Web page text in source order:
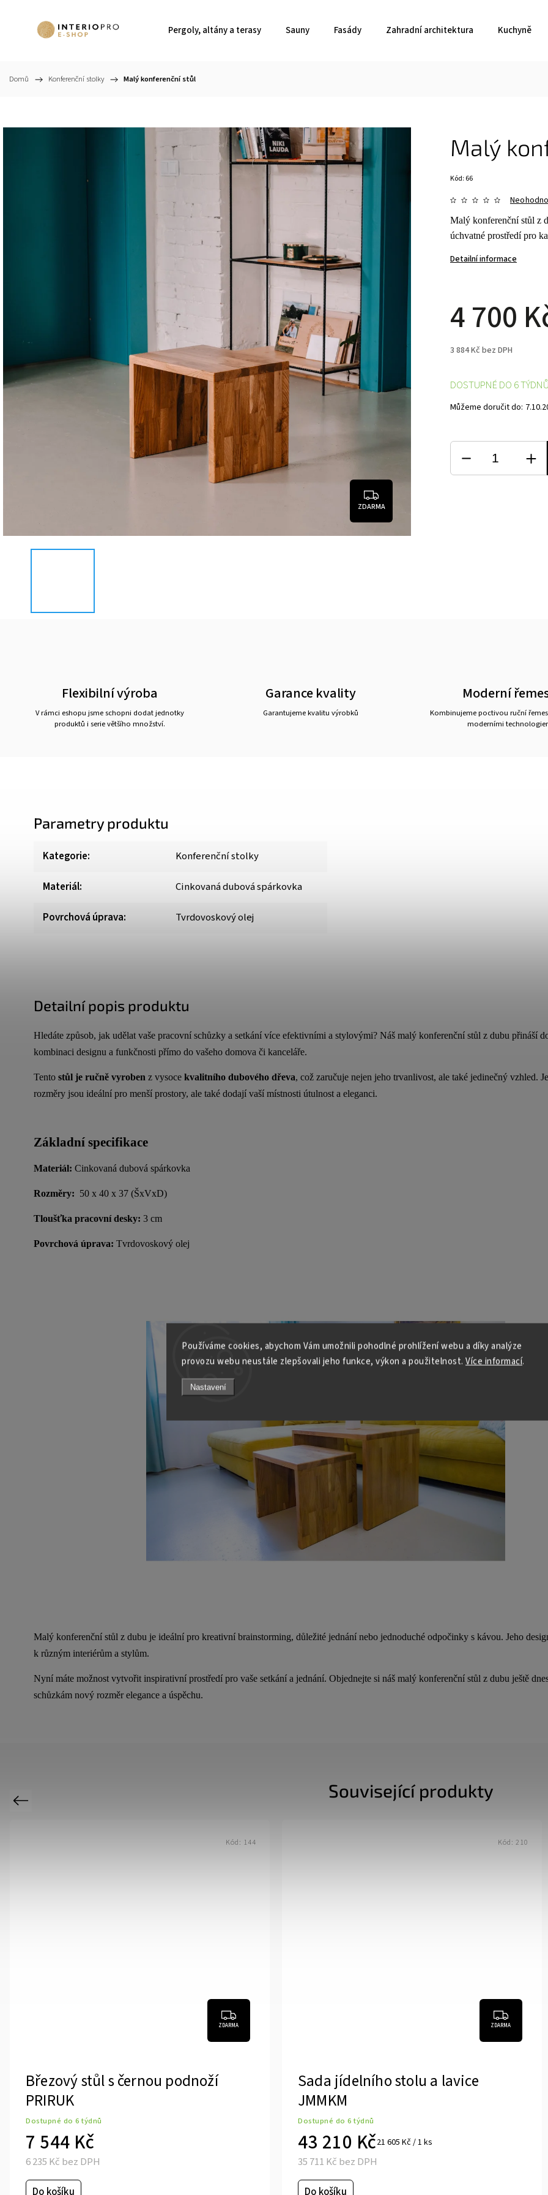
Používáme cookies, abychom Vám umožnili pohodlné prohlížení webu a díky analýze
provozu webu neustále zlepšovali jeho funkce, výkon a použitelnost. Více informací.
Nastavení
Pergoly, altány a terasy Sauny Fasády Zahradní architektura Kuchyně
Domů / Konferenční stolky / Malý konferenční stůl
ZDARMA
Malý
4 700
3 884 Kč bez DPH
Kód: 66
Malý konferenční stůl z
úchvatné prostředí pro
Detailní informace
DOSTUPNÉ DO 6 TÝDNŮ
Můžeme doručit do:
Flexibilní výroba
V rámci eshopu jsme schopni dodat jednotky
produktů i serie většího množství.
Garance kvality
Garantujeme kvalitu výrobků
Moderní
Kombinujeme poctivou ruční
moderními
Parametry produktu
Kategorie: Konferenční stolky
Materiál: Cinkovaná dubová spárkovka
Povrchová úprava: Tvrdovoskový olej
Detailní popis produktu
Hledáte způsob, jak udělat vaše pracovní schůzky a setkání více efektivními a stylovými? Náš malý konferenční stůl z dubu přináší
kombinaci designu a funkčnosti přímo do vašeho domova či kanceláře.
Tento stůl je ručně vyroben z vysoce kvalitního dubového dřeva, což zaručuje nejen jeho trvanlivost, ale také jedinečný vzhled.
rozměry jsou ideální pro menší prostory, ale také dodají vaší místnosti útulnost a eleganci.
Základní specifikace
Materiál: Cinkovaná dubová spárkovka
Rozměry: 50 x 40 x 37 (ŠxVxD)
Tloušťka pracovní desky: 3 cm
Povrchová úprava: Tvrdovoskový olej
Malý konferenční stůl z dubu je ideální pro kreativní brainstorming, důležité jednání nebo jednoduché odpočinky s kávou. Jeho
k různým interiérům a stylům.
Nyní máte možnost vytvořit inspirativní prostředí pro vaše setkání a jednání. Objednejte si náš malý konferenční stůl z dubu ještě
schůzkám nový rozměr elegance a úspěchu.
Související produkty
Previous
ZDARMA
Březový stůl s bílou podnoží
PRIRUK
Skladem (1 ks)
6 235 Kč bez DPH
7 544 Kč
Do košíku
Kód: 143
ZDARMA
Březový stůl s černou podnoží
KONFIK
Dostupné do 6 týdnů
7 620 Kč bez DPH
9 220 Kč
Do košíku
Kód: 146